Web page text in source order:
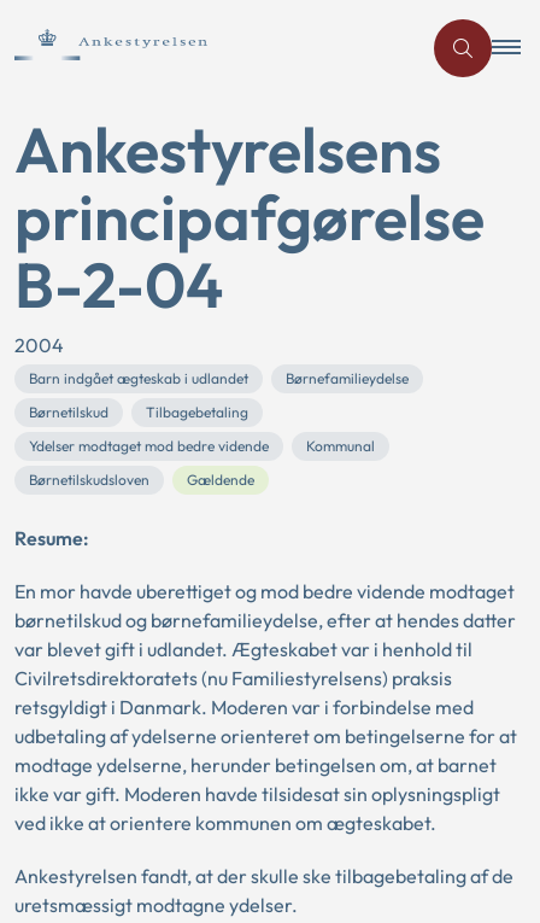
Ankestyrelsens
principafgørelse
B-2-04
2004
Barn indgået ægteskab i udlandet
Børnefamilieydelse
Børnetilskud
Tilbagebetaling
Ydelser modtaget mod bedre vidende
Kommunal
Børnetilskudsloven
Gældende
Resume:
En mor havde uberettiget og mod bedre vidende modtaget
børnetilskud og børnefamilieydelse, efter at hendes datter
var blevet gift i udlandet. Ægteskabet var i henhold til
Civilretsdirektoratets (nu Familiestyrelsens) praksis
retsgyldigt i Danmark. Moderen var i forbindelse med
udbetaling af ydelserne orienteret om betingelserne for at
modtage ydelserne, herunder betingelsen om, at barnet
ikke var gift. Moderen havde tilsidesat sin oplysningspligt
ved ikke at orientere kommunen om ægteskabet.
Ankestyrelsen fandt, at der skulle ske tilbagebetaling af de
uretsmæssigt modtagne ydelser.